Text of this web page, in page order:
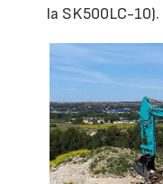
la SK500LC-10).